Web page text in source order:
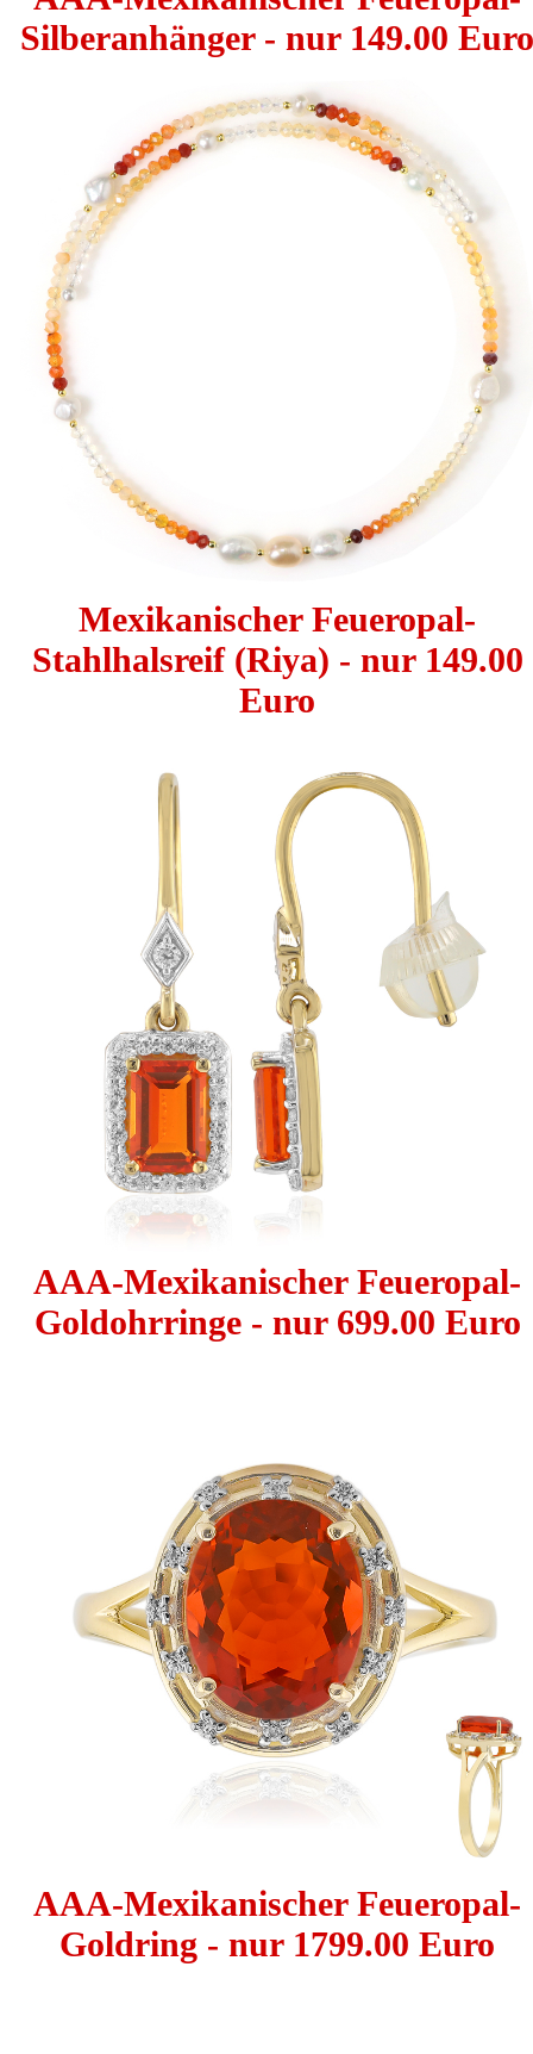
Silberanhänger - nur 149.00 Euro
Mexikanischer Feueropal-
Stahlhalsreif (Riya) - nur 149.00
Euro
AAA-Mexikanischer Feueropal-
Goldohrringe - nur 699.00 Euro
AAA-Mexikanischer Feueropal-
Goldring - nur 1799.00 Euro